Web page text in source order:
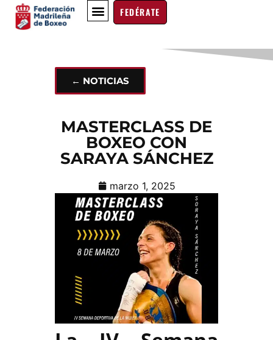
FEDÉRATE
← NOTICIAS
MASTERCLASS DE
BOXEO CON
SARAYA SÁNCHEZ
marzo 1, 2025